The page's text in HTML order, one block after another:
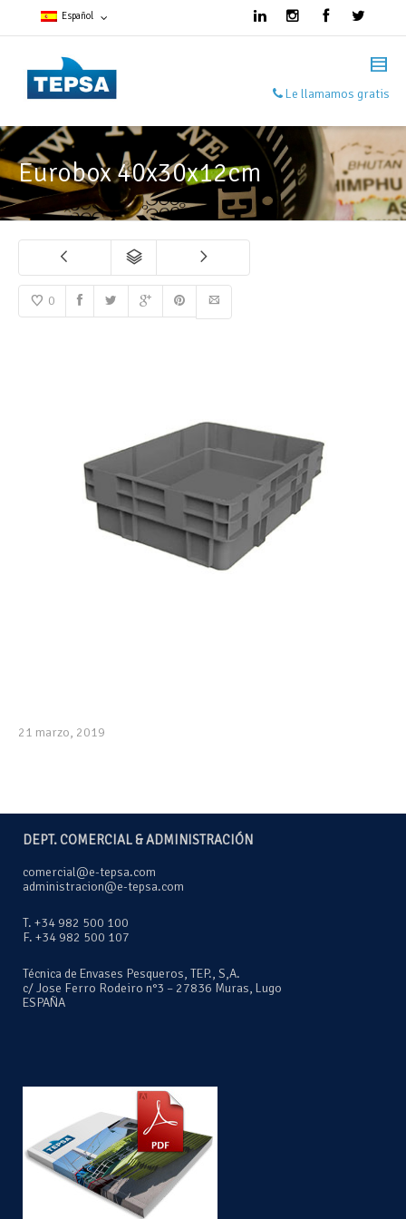
Español
Francés
Español
Inglés
Le llamamos gratis
Eurobox 40x30x12cm
0
21 marzo, 2019
DEPT. COMERCIAL & ADMINISTRACIÓN
comercial@e-tepsa.com
administracion@e-tepsa.com
T. +34 982 500 100
F. +34 982 500 107
Técnica de Envases Pesqueros, TEP., S,A.
c/ Jose Ferro Rodeiro n°3 – 27836 Muras, Lugo
ESPAÑA